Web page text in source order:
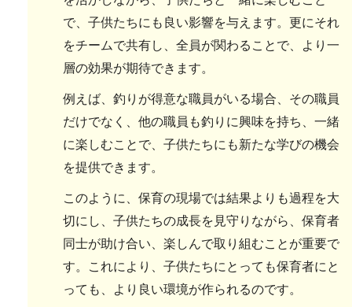
で、子供たちにも良い影響を与えます。更にそれ
をチームで共有し、全員が関わることで、より一
層の効果が期待できます。
例えば、釣りが得意な職員がいる場合、その職員
だけでなく、他の職員も釣りに興味を持ち、一緒
に楽しむことで、子供たちにも新たな学びの機会
を提供できます。
このように、保育の現場では結果よりも過程を大
切にし、子供たちの成長を見守りながら、保育者
同士が助け合い、楽しんで取り組むことが重要で
す。これにより、子供たちにとっても保育者にと
っても、より良い環境が作られるのです。